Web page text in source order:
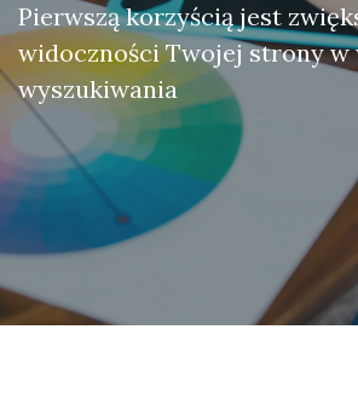
Pierwszą korzyścią jest
widoczności Twojej strony w
wyszukiwania